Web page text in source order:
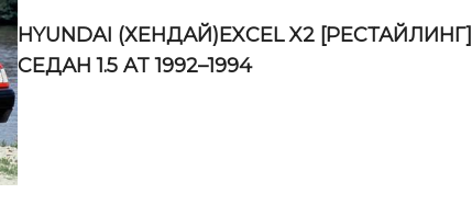
HYUNDAI (ХЕНДАЙ)EXCEL X2 [РЕСТАЙЛИНГ]
СЕДАН 1.5 AT 1992–1994